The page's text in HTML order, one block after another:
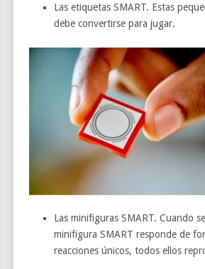
Las etiquetas SMART. Estas
debe convertirse para jugar.
Las minifiguras SMART. Cuando
minifigura SMART responde de
reacciones únicos, todos ellos